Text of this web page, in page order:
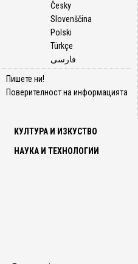
Česky
Slovenščina
Polski
Türkçe
فارسی
Пишете ни!
Поверителност на информацията
КУЛТУРА И ИЗКУСТВО
НАУКА И ТЕХНОЛОГИИ